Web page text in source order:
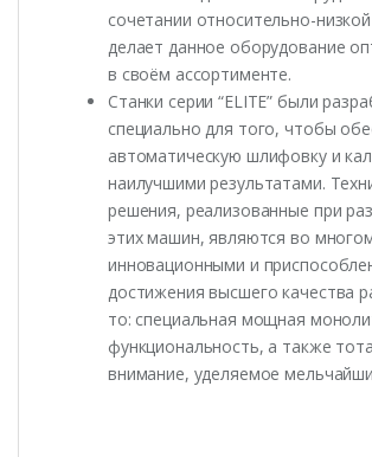
сочетании относительно-
делает данное оборудование
в своём ассортименте.
Станки серии “ELITE” были
специально для того, чтобы
автоматическую шлифовку и
наилучшими результатами.
решения, реализованные при
этих машин, являются во
инновационными и
достижения высшего качества
то: специальная мощная
функциональность, а также
внимание, уделяемое